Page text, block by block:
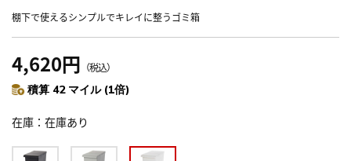
棚下で使えるシンプルでキレイに整うゴミ箱
4,620円 （税込）
積算 42 マイル (1倍)
在庫 在庫あり